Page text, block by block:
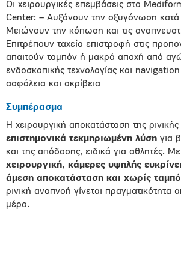
Οι χειρουργικές επεμβάσεις στο
Center: – Αυξάνουν την οξυγόνωση
Μειώνουν την κόπωση και τις
Επιτρέπουν ταχεία επιστροφή στις
απαιτούν ταμπόν ή μακρά αποχή από
ενδοσκοπικής τεχνολογίας και navigation
ασφάλεια και ακρίβεια
Συμπέρασμα
Η χειρουργική αποκατάσταση της
επιστημονικά τεκμηριωμένη λύση για
και της απόδοσης, ειδικά για αθλητές. Με
χειρουργική, κάμερες υψηλής
άμεση αποκατάσταση και χωρίς
ρινική αναπνοή γίνεται πραγματικότητα
μέρα.